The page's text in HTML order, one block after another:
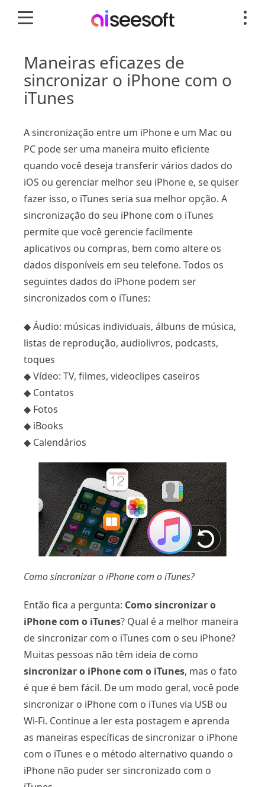
Maneiras eficazes de
sincronizar o iPhone com o
iTunes
A sincronização entre um iPhone e um Mac ou
PC pode ser uma maneira muito eficiente
quando você deseja transferir vários dados do
iOS ou gerenciar melhor seu iPhone e, se quiser
fazer isso, o iTunes seria sua melhor opção. A
sincronização do seu iPhone com o iTunes
permite que você gerencie facilmente
aplicativos ou compras, bem como altere os
dados disponíveis em seu telefone. Todos os
seguintes dados do iPhone podem ser
sincronizados com o iTunes:
◆ Áudio: músicas individuais, álbuns de música,
listas de reprodução, audiolivros, podcasts,
toques
◆ Vídeo: TV, filmes, videoclipes caseiros
◆ Contatos
◆ Fotos
◆ iBooks
◆ Calendários
Como sincronizar o iPhone com o iTunes?
Então fica a pergunta: Como sincronizar o
iPhone com o iTunes? Qual é a melhor maneira
de sincronizar com o iTunes com o seu iPhone?
Muitas pessoas não têm ideia de como
sincronizar o iPhone com o iTunes, mas o fato
é que é bem fácil. De um modo geral, você pode
sincronizar o iPhone com o iTunes via USB ou
Wi-Fi. Continue a ler esta postagem e aprenda
as maneiras específicas de sincronizar o iPhone
com o iTunes e o método alternativo quando o
iPhone não puder ser sincronizado com o